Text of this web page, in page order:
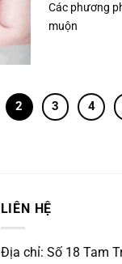
Các phương
muộn
2 3 4
LIÊN HỆ
Địa chỉ: Số 18 Tam